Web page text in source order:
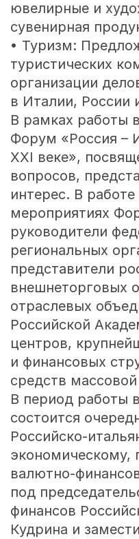
ювелирные и
сувенирная
• Туризм:
туристических
организации
в Италии, России
В рамках работы
Форум «Россия –
ХХI веке»,
вопросов,
интерес. В
мероприятиях
руководители
региональных
представители
внешнеторговых
отраслевых
Российской
центров,
и финансовых
средств
В период работы
состоится
Российско-
валютно-
под
финансов
Кудрина и